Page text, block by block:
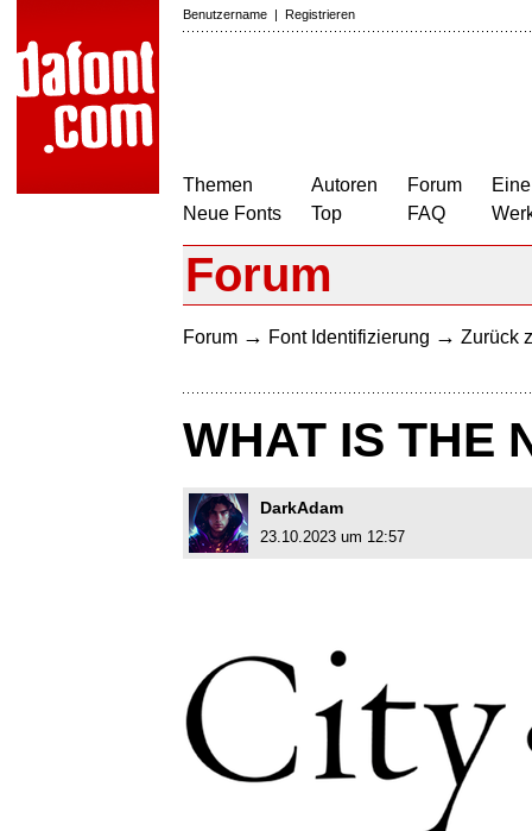
Benutzername | Registrieren
Themen
Neue Fonts
Autoren
Top
Forum
FAQ
Forum
Forum → Font Identifizierung → Zurück
WHAT IS THE
DarkAdam
23.10.2023 um 12:57